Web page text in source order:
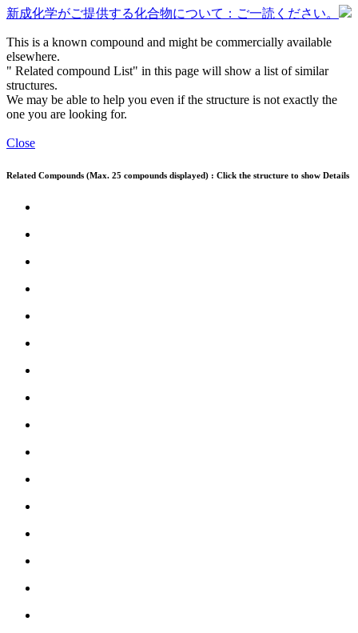
新成化学がご提供する化合物について：ご一読ください。
This is a known compound and might be commercially available
elsewhere.
" Related compound List" in this page will show a list of similar
structures.
We may be able to help you even if the structure is not exactly the
one you are looking for.
Close
Related Compounds (Max. 25 compounds displayed) : Click the structure to show Details